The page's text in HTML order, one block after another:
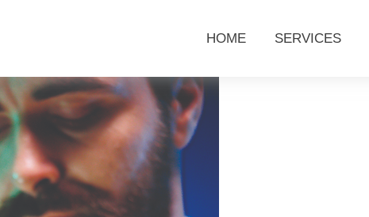
HOME SERVICES